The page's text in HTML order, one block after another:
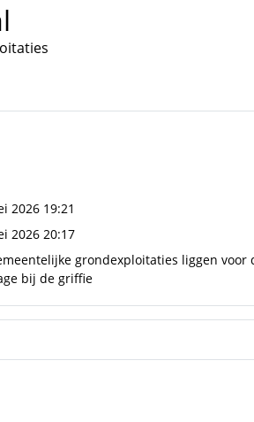
2026 19:21
2026 20:17
grondexploitaties liggen voor
bij de griffie